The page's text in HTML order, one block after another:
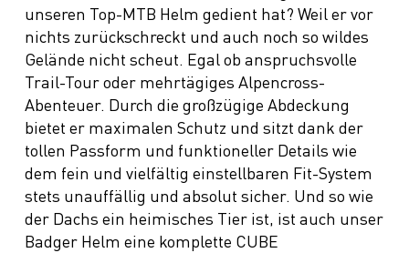
unseren Top-MTB Helm gedient hat? Weil er vor
nichts zurückschreckt und auch noch so wildes
Gelände nicht scheut. Egal ob anspruchsvolle
Trail-Tour oder mehrtägiges Alpencross-
Abenteuer. Durch die großzügige Abdeckung
bietet er maximalen Schutz und sitzt dank der
tollen Passform und funktioneller Details wie
dem fein und vielfältig einstellbaren Fit-System
stets unauffällig und absolut sicher. Und so wie
der Dachs ein heimisches Tier ist, ist auch unser
Badger Helm eine komplette CUBE